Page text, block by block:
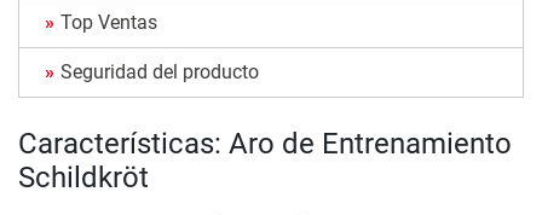
Top Ventas
Seguridad del producto
Características: Aro de Entrenamiento
Schildkröt